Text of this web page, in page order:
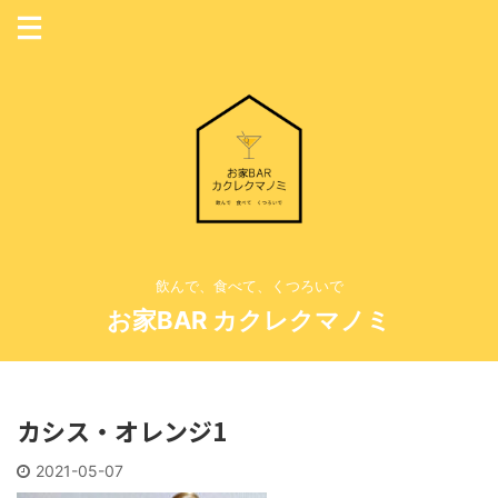
飲んで、食べて、くつろいで
お家BAR カクレクマノミ
カシス・オレンジ1
2021-05-07